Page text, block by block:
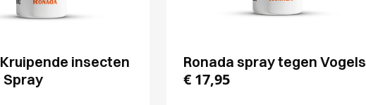
insecten
Spray
Ronada spray tegen Vogels
€ 17,95